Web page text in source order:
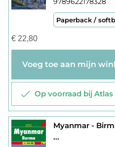
Paperback /
€22,80
Op voorraad bij Atlas
Myanmar -
...